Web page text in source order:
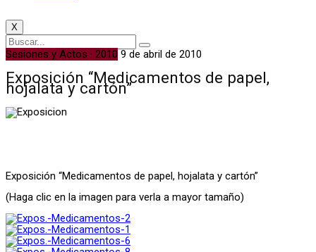
X
Sesiones y Actos · 2010 9 de abril de 2010
Exposición “Medicamentos de papel,
hojalata y cartón”
Exposición “Medicamentos de papel, hojalata y cartón”
(Haga clic en la imagen para verla a mayor tamaño)